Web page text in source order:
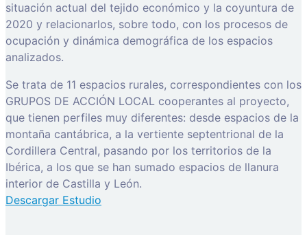
situación actual del tejido económico y la coyuntura de
2020 y relacionarlos, sobre todo, con los procesos de
ocupación y dinámica demográfica de los espacios
analizados.
Se trata de 11 espacios rurales, correspondientes con los
GRUPOS DE ACCIÓN LOCAL cooperantes al proyecto,
que tienen perfiles muy diferentes: desde espacios de la
montaña cantábrica, a la vertiente septentrional de la
Cordillera Central, pasando por los territorios de la
Ibérica, a los que se han sumado espacios de llanura
interior de Castilla y León.
Descargar Estudio